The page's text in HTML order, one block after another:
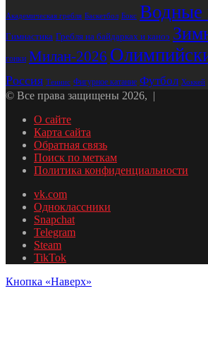
Академическая гребля Баскетбол Бокс Водные
Гимнастика Гребля на байдарках и каноэ
гонки Милан-2026
Россия Теннис Фигурное катание Футбол Хоккей
© Все права защищены 2026, |
О сайте
Карта сайта
Обратная связь
Поиск по меткам
Политика конфиденциальности
vk.com
Одноклассники
Snapchat
Telegram
Steam
TikTok
Кнопка «Наверх»